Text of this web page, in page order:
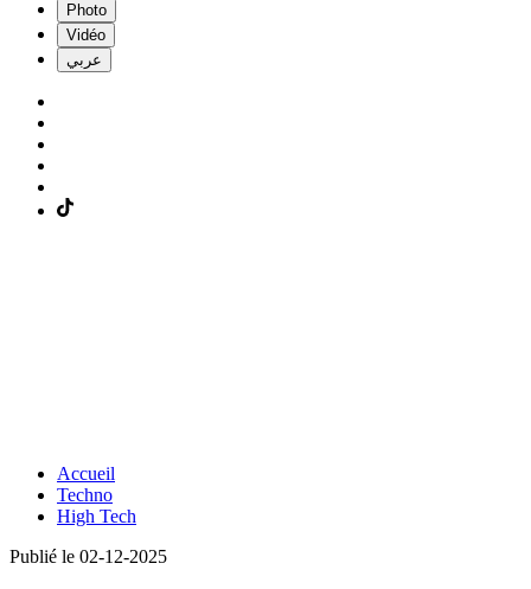
Photo
Vidéo
عربي
Accueil
Techno
High Tech
Publié le 02-12-2025